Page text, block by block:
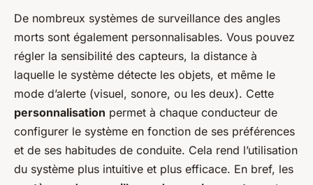
De nombreux systèmes de surveillance des angles
morts sont également personnalisables. Vous pouvez
régler la sensibilité des capteurs, la distance à
laquelle le système détecte les objets, et même le
mode d’alerte (visuel, sonore, ou les deux). Cette
personnalisation permet à chaque conducteur de
configurer le système en fonction de ses préférences
et de ses habitudes de conduite. Cela rend l’utilisation
du système plus intuitive et plus efficace. En bref, les